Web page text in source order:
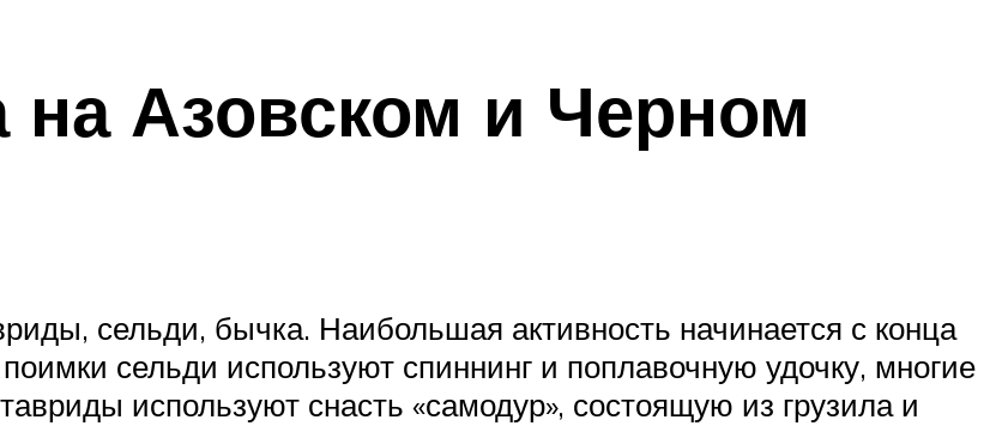
Азовском и Черном
сельди, бычка. Наибольшая активность начинается с конца
сельди используют спиннинг и поплавочную удочку, многие
используют снасть «самодур», состоящую из грузила и